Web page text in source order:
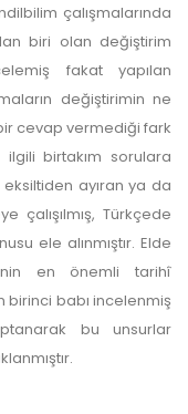
çalışmalarında
biri olan değiştirim
fakat yapılan
değiştirimin ne
cevap vermediği fark
birtakım sorulara
ayıran ya da
çalışılmış, Türkçede
ele alınmıştır. Elde
en önemli tarihî
birinci babı incelenmiş
bu unsurlar